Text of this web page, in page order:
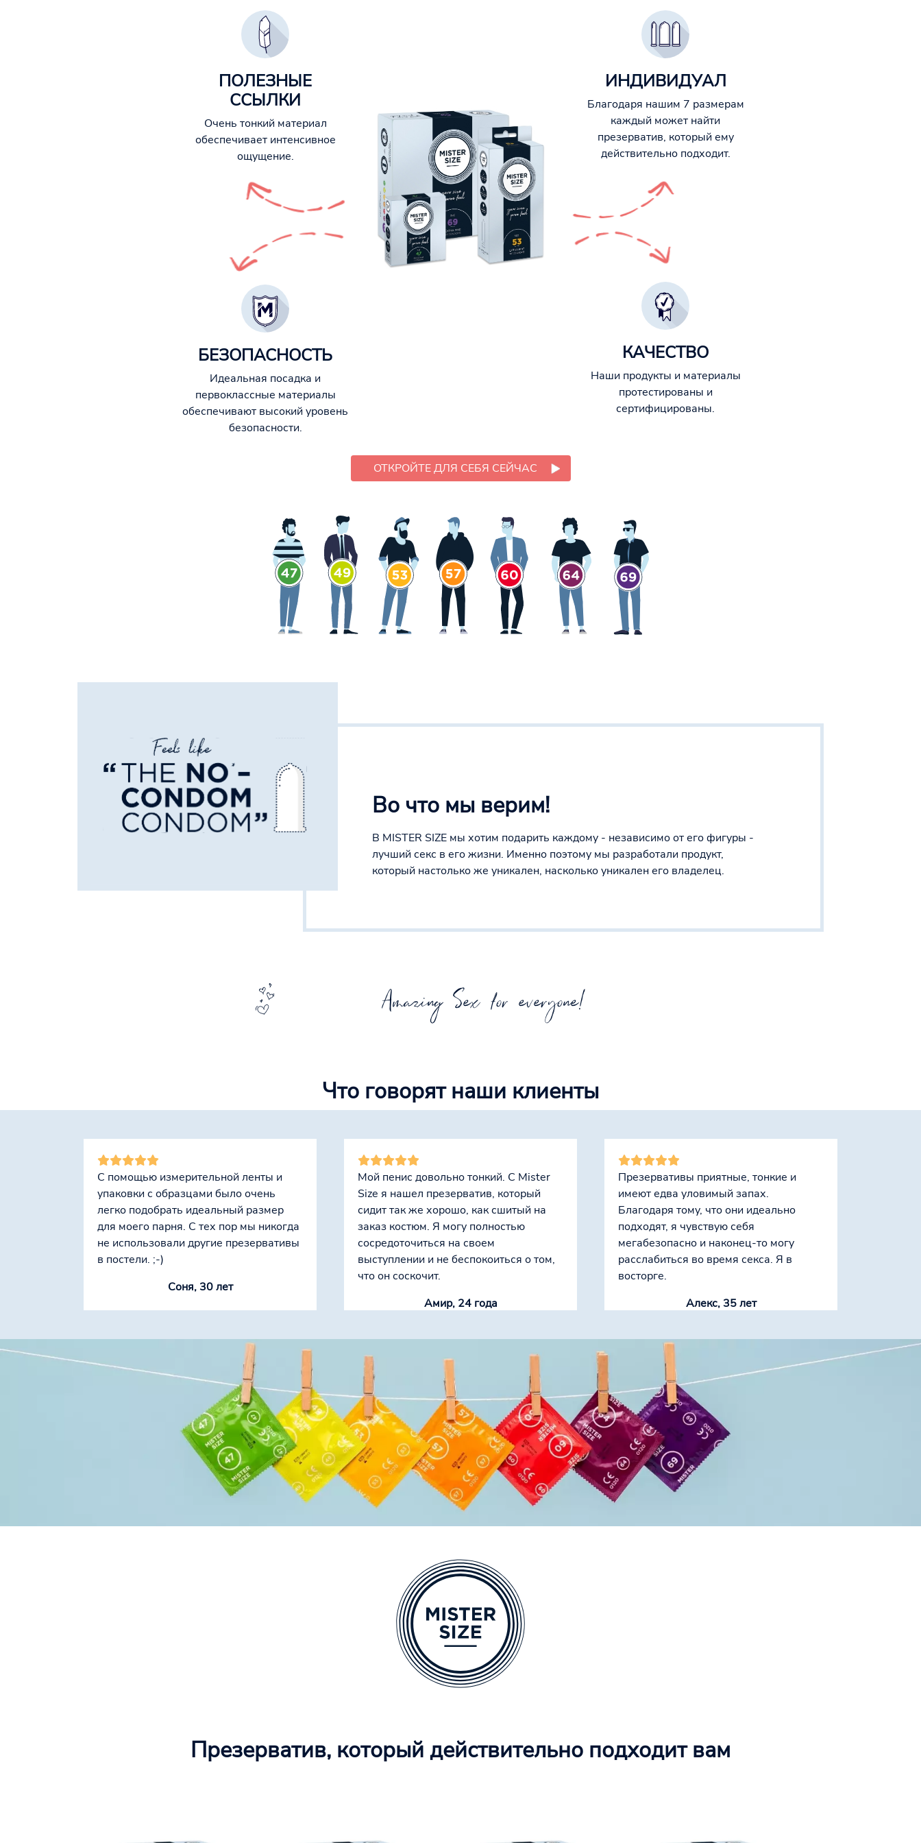
ПОЛЕЗНЫЕ
ССЫЛКИ
Очень тонкий материал
обеспечивает интенсивное
ощущение.
БЕЗОПАСНОСТЬ
Идеальная посадка и
первоклассные материалы
обеспечивают высокий уровень
безопасности.
ИНДИВИДУАЛ
Благодаря нашим 7 размерам
каждый может найти
презерватив, который ему
действительно подходит.
КАЧЕСТВО
Наши продукты и материалы
протестированы и
сертифицированы.
ОТКРОЙТЕ ДЛЯ СЕБЯ СЕЙЧАС
Во что мы верим!
В MISTER SIZE мы хотим подарить каждому - независимо от его фигуры -
лучший секс в его жизни. Именно поэтому мы разработали продукт,
который настолько же уникален, насколько уникален его владелец.
Amazing Sex for everyone!
Что говорят наши клиенты
С помощью измерительной ленты и
упаковки с образцами было очень
легко подобрать идеальный размер
для моего парня. С тех пор мы никогда
не использовали другие презервативы
в постели. ;-)
Соня, 30 лет
Мой пенис довольно тонкий. С Mister
Size я нашел презерватив, который
сидит так же хорошо, как сшитый на
заказ костюм. Я могу полностью
сосредоточиться на своем
выступлении и не беспокоиться о том,
что он соскочит.
Амир, 24 года
Презервативы приятные, тонкие и
имеют едва уловимый запах.
Благодаря тому, что они идеально
подходят, я чувствую себя
мегабезопасно и наконец-то могу
расслабиться во время секса. Я в
восторге.
Алекс, 35 лет
Презерватив, который действительно подходит вам